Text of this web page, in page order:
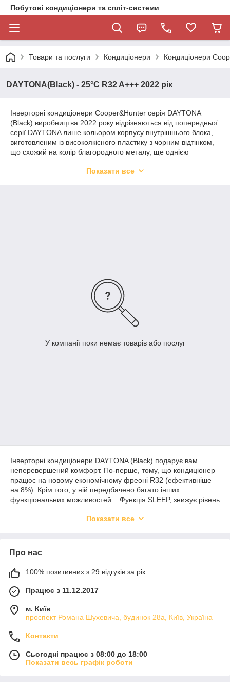
Побутові кондиціонери та спліт-системи
Товари та послуги Кондиціонери Кондиціонери
DAYTONA(Black) - 25°C R32 A+++ 2022 рік
Інверторні кондиціонери Cooper&Hunter серія DAYTONA
(Black) виробництва 2022 року відрізняються від попередньої
серії DAYTONA лише кольором корпусу внутрішнього блока,
виготовленим із високоякісного пластику з чорним відтінком,
що схожий на колір благородного металу, ще однією
Кондиціонери цієї серії мають вбудовану функцію Wi-Fi,
Показати все
У компанії поки немає товарів або послуг
Інверторні кондиціонери DAYTONA (Black) подарує вам
неперевершений комфорт. По-перше, тому, що кондиціонер
працює на новому економічному фреоні R32 (ефективніше
на 8%). Крім того, у ній передбачено багато інших
функціональних можливостей....Функція SLEEP, знижує рівень
режимі; а широкі жалюзі рівномірно поширюють потоки
швидкості вентилятора внутрішнього агрегату в найширшому
діапазоні від 1 до 100%. Технологічний ланцюжок «I Action»
сприяє рівному та високостабільному функціонуванню
двигуна за найнижчих частот (1 Гц); а досконаліше
програмне забезпечення стане гарантією функціонування
приладу за великого інтервалу частот обертання
компресора. Передбачена опція «I FEEL» — так звана
інтелектуальне розморожування представлена датчиком
Ця модель обладнана надпродуктивним Turbo-режимом —
або охолодження будуть забезпечені. Передбачене
інтелектуальне керування в режимі AUTO — автоматичний
Показати все
Про нас
100% позитивних з 29 відгуків за рік
Працює з 11.12.2017
м. Київ
проспект Романа Шухевича, будинок 28а, Київ, Україна
Контакти
Сьогодні працює з 08:00 до 18:00
Показати весь графік роботи